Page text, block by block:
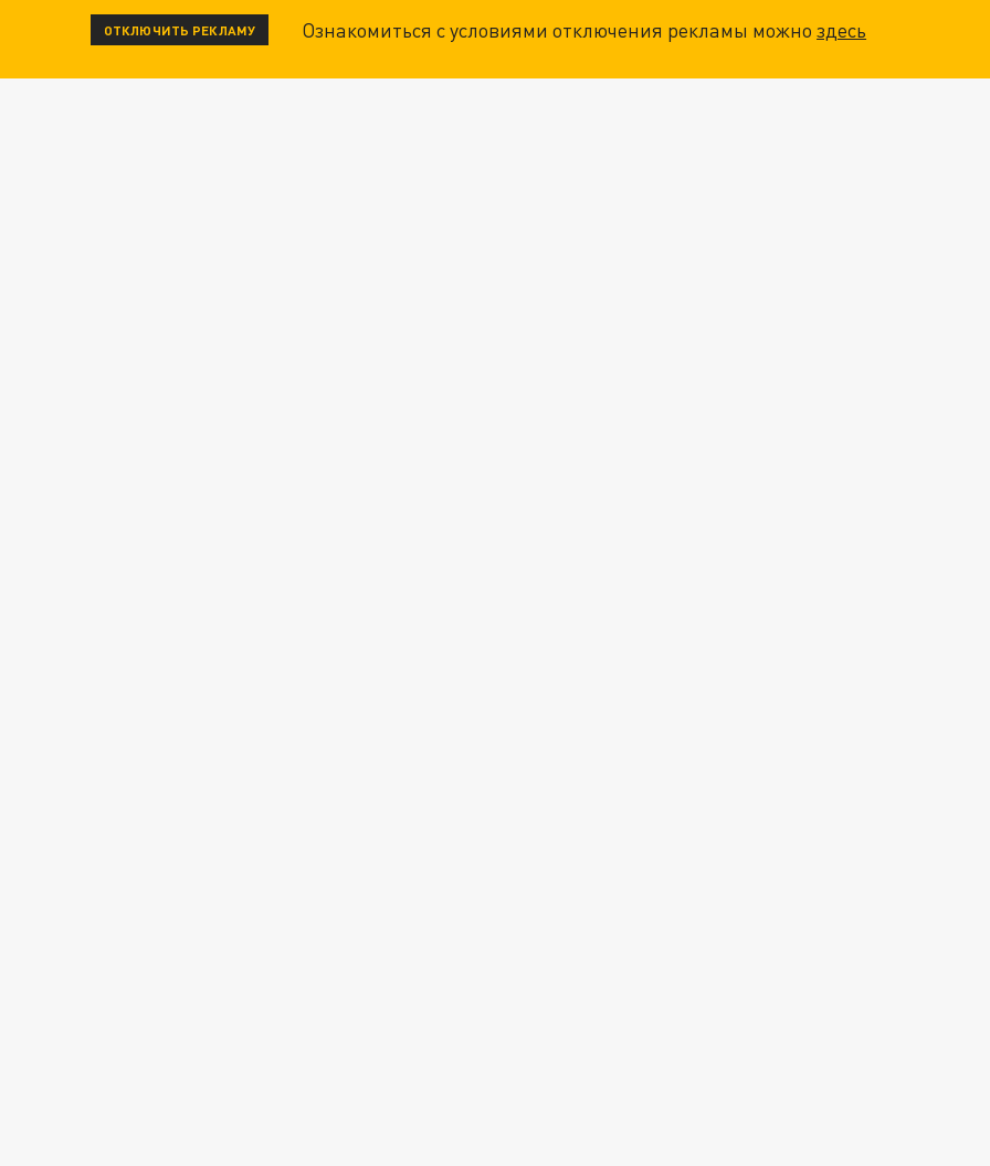
ОТКЛЮЧИТЬ РЕКЛАМУ Ознакомиться с условиями отключения рекламы можноздесь